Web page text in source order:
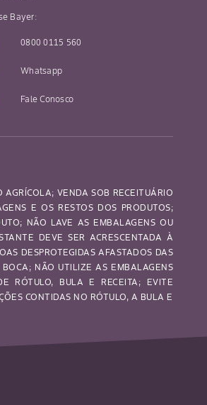
Bayer:
0800 0115 560
Whatsapp
Fale Conosco
VENDA SOB RECEITUÁRIO
E OS RESTOS DOS PRODUTOS;
NÃO LAVE AS EMBALAGENS OU
DEVE SER ACRESCENTADA À
DESPROTEGIDAS AFASTADOS DAS
NÃO UTILIZE AS EMBALAGENS
RÓTULO, BULA E RECEITA; EVITE
CONTIDAS NO RÓTULO, A BULA E